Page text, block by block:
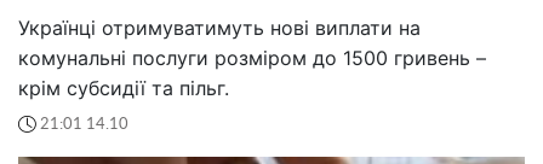
Українці отримуватимуть нові виплати на
комунальні послуги розміром до 1500 гривень –
крім субсидії та пільг.
21:01 14.10